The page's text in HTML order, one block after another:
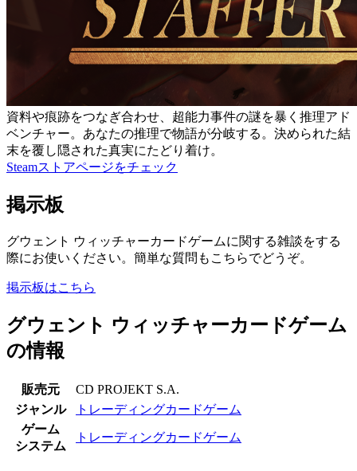
資料や痕跡をつなぎ合わせ、超能力事件の謎を暴く推理アド
ベンチャー。あなたの推理で物語が分岐する。決められた結
末を覆し隠された真実にたどり着け。
Steamストアページをチェック
掲示板
グウェント ウィッチャーカードゲームに関する雑談をする
際にお使いください。簡単な質問もこちらでどうぞ。
掲示板はこちら
グウェント ウィッチャーカードゲーム
の情報
販売元
CD PROJEKT S.A.
ジャンル
トレーディングカードゲーム
ゲーム
システム
トレーディングカードゲーム